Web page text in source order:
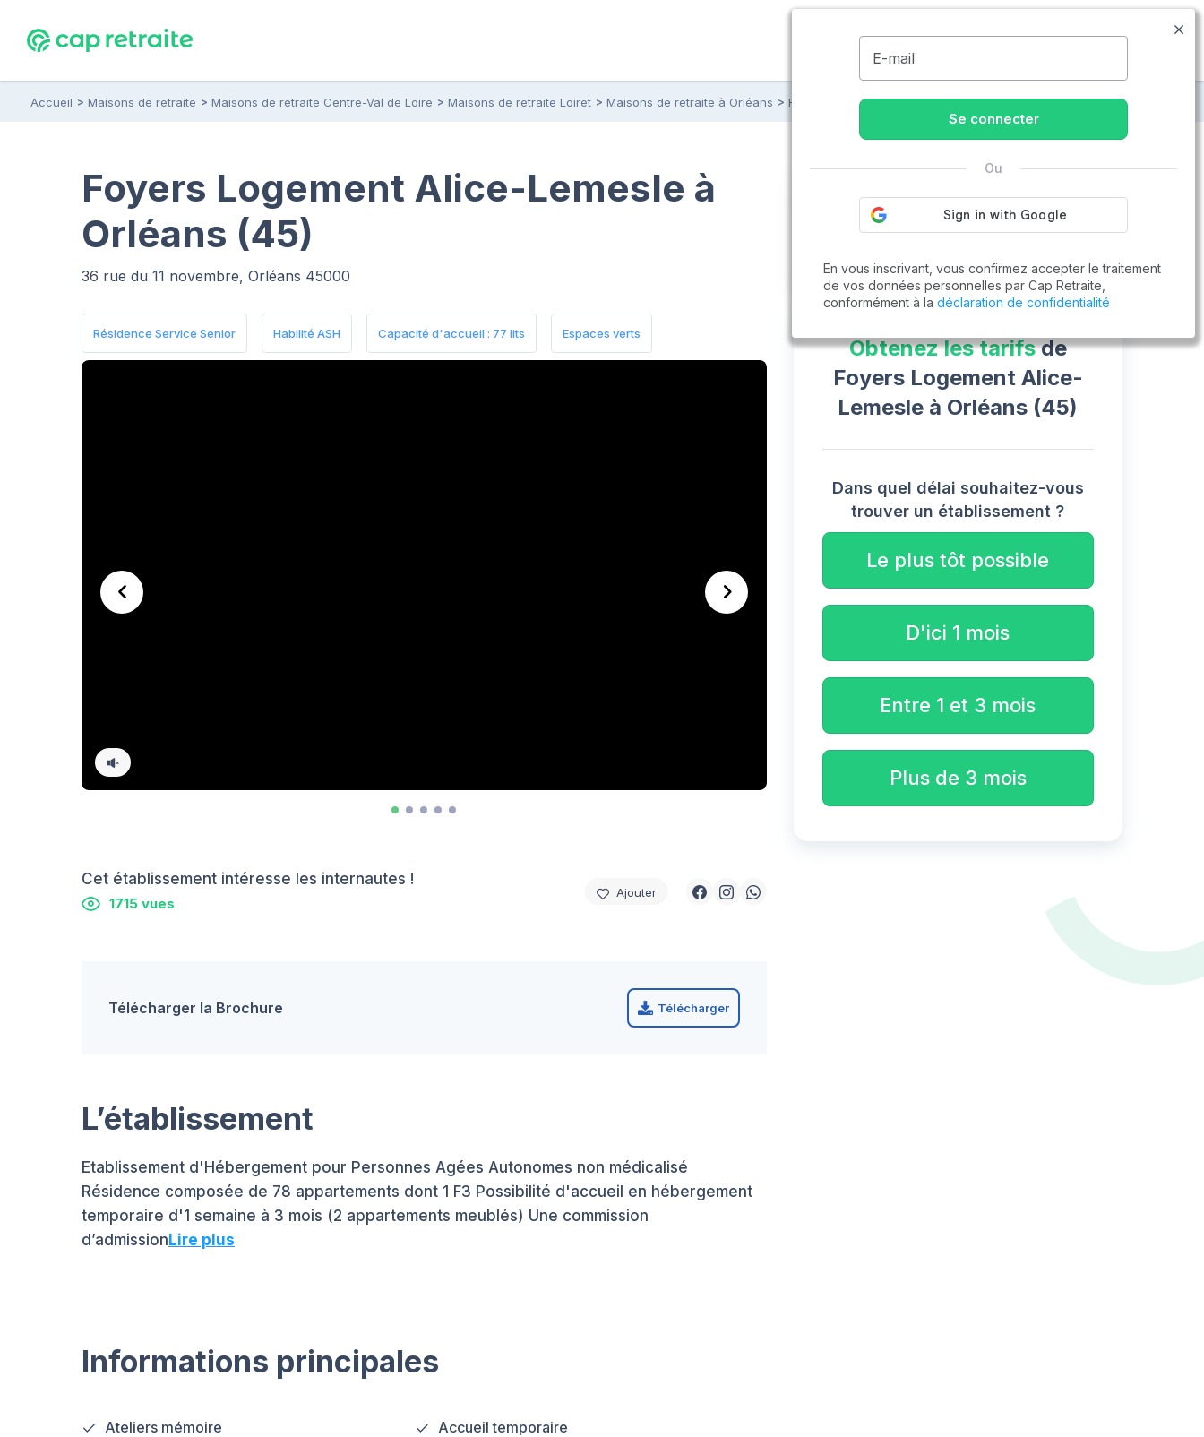
09.77.55.73.00
Accueil Maisons de retraite Maisons de retraite Centre-Val de Loire Maisons de retraite Loiret Maisons de retraite à Orléans Foyers Logement Alice-Lemesle
Cet établissement intéresse les internautes !
1715 vues
Ajouter
Télécharger la Brochure Télécharger
Foyers Logement Alice-Lemesle à
Orléans (45)
36 rue du 11 novembre, Orléans 45000
Résidence Service Senior Habilité ASH Capacité d'accueil : 77 lits Espaces verts
L’établissement
Etablissement d'Hébergement pour Personnes Agées Autonomes non médicalisé
Résidence composée de 78 appartements dont 1 F3 Possibilité d'accueil en hébergement
temporaire d'1 semaine à 3 mois (2 appartements meublés) Une commission
d’admissionLire plus
Informations principales
Ateliers mémoire Accueil temporaire
Cap Retraite vous aide à trouver un emploi
Obtenez les tarifsde
Foyers Logement Alice-
Lemesle à Orléans (45)
Dans quel délai souhaitez-vous
trouver un établissement ?
Le plus tôt possible
D'ici 1 mois
Entre 1 et 3 mois
Plus de 3 mois
E-mail
Se connecter
Ou
En vous inscrivant, vous confirmez accepter le traitement
de vos données personnelles par Cap Retraite,
conformément à la déclaration de confidentialité